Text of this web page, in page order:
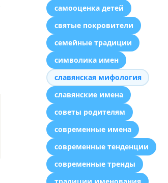
самооценка детей
святые покровители
семейные традиции
символика имен
славянская мифология
славянские имена
советы родителям
современные имена
современные тенденции
современные тренды